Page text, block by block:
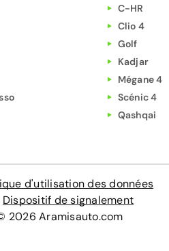
C-HR
Clio 4
Golf
Kadjar
Mégane 4
Scénic 4
Qashqai
d'utilisation des données
Dispositif de signalement
2026 Aramisauto.com